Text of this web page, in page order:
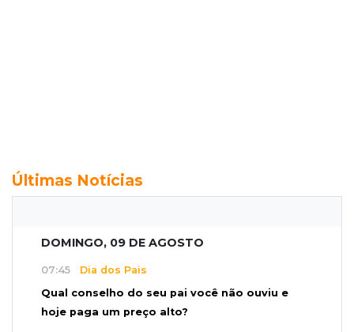
Últimas Notícias
DOMINGO, 09 DE AGOSTO
07:45 Dia dos Pais
Qual conselho do seu pai você não ouviu e
hoje paga um preço alto?